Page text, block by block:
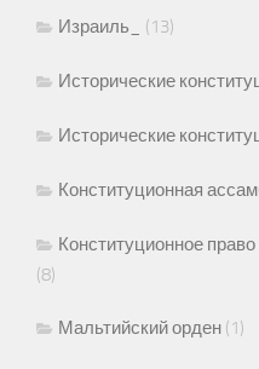
Израиль_ (13)
Исторические
Исторические
Конституционная
Конституционное
(8)
Мальтийский орден (1)